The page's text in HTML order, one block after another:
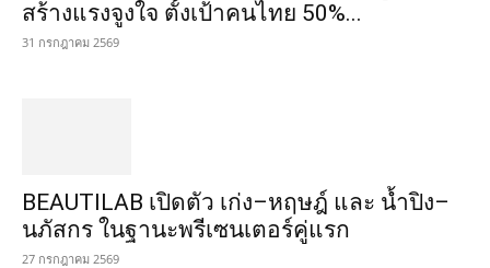
สร้างแรงจูงใจ ตั้งเป้าคนไทย 50%...
31 กรกฎาคม 2569
BEAUTILAB เปิดตัว เก่ง–หฤษฎ์ และ น้ำปิง–
นภัสกร ในฐานะพรีเซนเตอร์คู่แรก
27 กรกฎาคม 2569